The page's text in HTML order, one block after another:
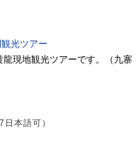
光ツアー
現地観光ツアーです。（九寨
日本語可）